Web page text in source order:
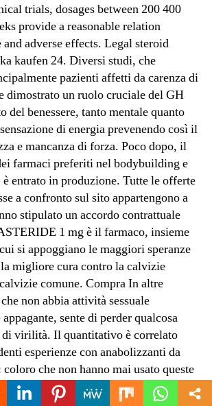
trials, dosages between 200 400
provide a reasonable relation
adverse effects. Legal steroid
kaufen 24. Diversi studi, che
pazienti affetti da carenza di
dimostrato un ruolo cruciale del GH
del benessere, tanto mentale quanto
di energia prevenendo così il
e mancanza di forza. Poco dopo, il
farmaci preferiti nel bodybuilding e
entrato in produzione. Tutte le offerte
a confronto sul sito appartengono a
stipulato un accordo contrattuale
1 mg è il farmaco, insieme
si appoggiano le maggiori speranze
migliore cura contro la calvizie
comune. Compra In altre
non abbia attività sessuale
sente di perder qualcosa
di virilità. Il quantitativo è correlato
esperienze con anabolizzanti da
che non hanno mai usato queste
avere benefici con pochi milligrammi